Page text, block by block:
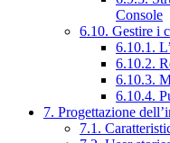
Console
6.10. Gestire i
6.10.1.
6.10.2.
6.10.3.
6.10.4.
7. Progettazione
7.1.